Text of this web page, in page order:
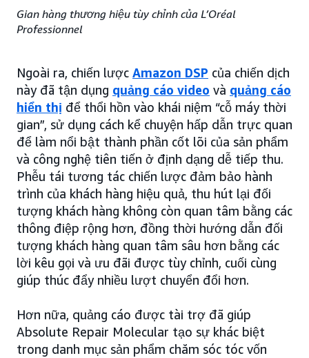
Gian hàng thương hiệu tùy chỉnh của L’Oréal
Professionnel
Ngoài ra, chiến lược Amazon DSP của chiến dịch
này đã tận dụng quảng cáo video và quảng cáo
hiển thị để thổi hồn vào khái niệm “cỗ máy thời
gian”, sử dụng cách kể chuyện hấp dẫn trực quan
để làm nổi bật thành phần cốt lõi của sản phẩm
và công nghệ tiên tiến ở định dạng dễ tiếp thu.
Phễu tái tương tác chiến lược đảm bảo hành
trình của khách hàng hiệu quả, thu hút lại đối
tượng khách hàng không còn quan tâm bằng các
thông điệp rộng hơn, đồng thời hướng dẫn đối
tượng khách hàng quan tâm sâu hơn bằng các
lời kêu gọi và ưu đãi được tùy chỉnh, cuối cùng
giúp thúc đẩy nhiều lượt chuyển đổi hơn.
Hơn nữa, quảng cáo được tài trợ đã giúp
Absolute Repair Molecular tạo sự khác biệt
trong danh mục sản phẩm chăm sóc tóc vốn